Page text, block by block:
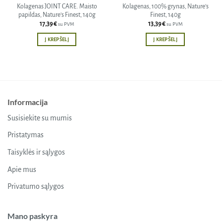
Kolagenas JOINT CARE. Maisto
papildas, Nature’s Finest, 140g
17,39€ su PVM
Į KREPŠELĮ
Kolagenas, 100% grynas, Nature’s
Finest, 140g
13,39€ su PVM
Į KREPŠELĮ
Informacija
Susisiekite su mumis
Pristatymas
Taisyklės ir sąlygos
Apie mus
Privatumo sąlygos
Mano paskyra